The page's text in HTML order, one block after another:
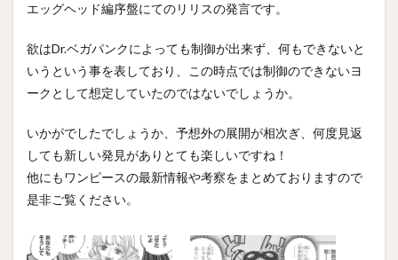
エッグヘッド編序盤にてのリリスの発言です。
欲はDr.ベガパンクによっても制御が出来ず、何もできないと
いうという事を表しており、この時点では制御のできないヨ
ークとして想定していたのではないでしょうか。
いかがでしたでしょうか、予想外の展開が相次ぎ、何度見返
しても新しい発見がありとても楽しいですね！
他にもワンピースの最新情報や考察をまとめておりますので
是非ご覧ください。